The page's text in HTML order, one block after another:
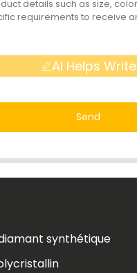
AI Helps Write
Send
synthétique